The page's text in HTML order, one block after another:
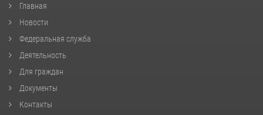
Главная
Новости
Федеральная служба
Деятельность
Для граждан
Документы
Контакты